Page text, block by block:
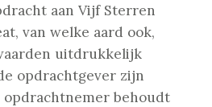
aan Vijf Sterren
van welke aard ook,
uitdrukkelijk
opdrachtgever zijn
opdrachtnemer behoudt